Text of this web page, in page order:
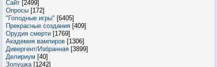
Сайт [2499]
Опросы [172]
"Голодные игры" [6405]
Прекрасные создания [409]
Орудия смерти [1769]
Академия вампиров [1306]
Дивергент/Избранная [3899]
Делириум [40]
Золушка [1242]